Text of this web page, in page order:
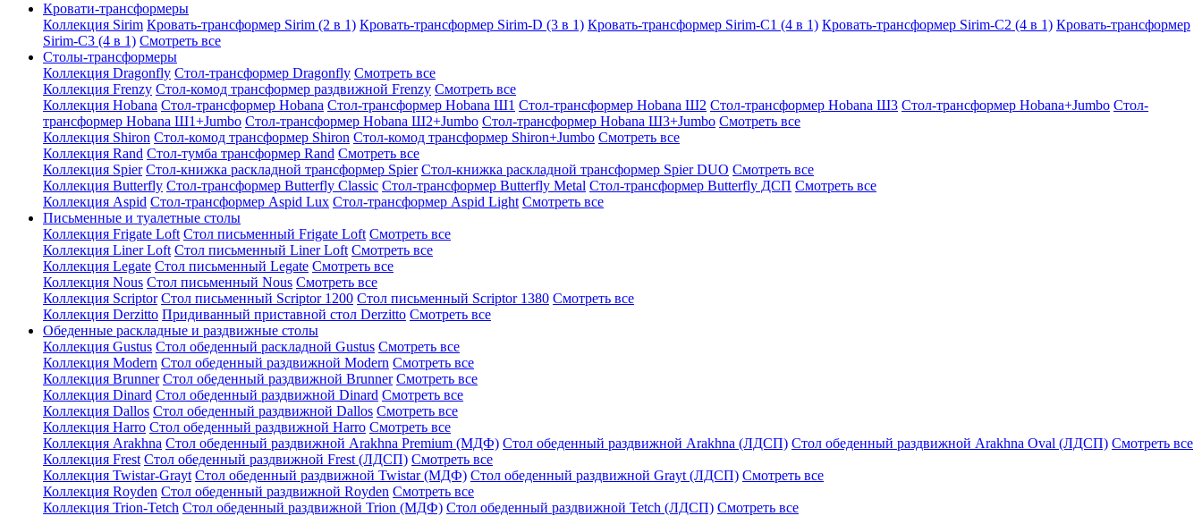
Кровати-трансформеры
Коллекция Sirim Кровать-трансформер Sirim (2 в 1) Кровать-трансформер Sirim-D (3 в 1) Кровать-трансформер Sirim-C1 (4 в 1) Кровать-трансформер Sirim-C2 (4 в 1) Кровать-трансформер
Sirim-C3 (4 в 1) Смотреть все
Cтолы-трансформеры
Коллекция Dragonfly Стол-трансформер Dragonfly Смотреть все
Коллекция Frenzy Стол-комод трансформер раздвижной Frenzy Смотреть все
Коллекция Hobana Стол-трансформер Hobana Стол-трансформер Hobana Ш1 Стол-трансформер Hobana Ш2 Стол-трансформер Hobana Ш3 Стол-трансформер Hobana+Jumbo Стол-
трансформер Hobana Ш1+Jumbo Стол-трансформер Hobana Ш2+Jumbo Стол-трансформер Hobana Ш3+Jumbo Смотреть все
Коллекция Shiron Стол-комод трансформер Shiron Стол-комод трансформер Shiron+Jumbo Смотреть все
Коллекция Rand Стол-тумба трансформер Rand Смотреть все
Коллекция Spier Стол-книжка раскладной трансформер Spier Стол-книжка раскладной трансформер Spier DUO Смотреть все
Коллекция Butterfly Стол-трансформер Butterfly Classic Стол-трансформер Butterfly Metal Стол-трансформер Butterfly ДСП Смотреть все
Коллекция Aspid Стол-трансформер Aspid Lux Стол-трансформер Aspid Light Смотреть все
Письменные и туалетные столы
Коллекция Frigate Loft Стол письменный Frigate Loft Смотреть все
Коллекция Liner Loft Стол письменный Liner Loft Смотреть все
Коллекция Legate Стол письменный Legate Смотреть все
Коллекция Nous Стол письменный Nous Смотреть все
Коллекция Scriptor Стол письменный Scriptor 1200 Стол письменный Scriptor 1380 Смотреть все
Коллекция Derzitto Придиванный приставной стол Derzitto Смотреть все
Обеденные раскладные и раздвижные столы
Коллекция Gustus Стол обеденный раскладной Gustus Смотреть все
Коллекция Modern Стол обеденный раздвижной Modern Смотреть все
Коллекция Brunner Стол обеденный раздвижной Brunner Смотреть все
Коллекция Dinard Стол обеденный раздвижной Dinard Смотреть все
Коллекция Dallos Стол обеденный раздвижной Dallos Смотреть все
Коллекция Harro Стол обеденный раздвижной Harro Смотреть все
Коллекция Arakhna Стол обеденный раздвижной Arakhna Premium (МДФ) Стол обеденный раздвижной Arakhna (ЛДСП) Стол обеденный раздвижной Arakhna Oval (ЛДСП) Смотреть все
Коллекция Frest Стол обеденный раздвижной Frest (ЛДСП) Смотреть все
Коллекция Twistar-Grayt Стол обеденный раздвижной Twistar (МДФ) Стол обеденный раздвижной Grayt (ЛДСП) Смотреть все
Коллекция Royden Стол обеденный раздвижной Royden Смотреть все
Коллекция Trion-Tetch Стол обеденный раздвижной Trion (МДФ) Стол обеденный раздвижной Tetch (ЛДСП) Смотреть все